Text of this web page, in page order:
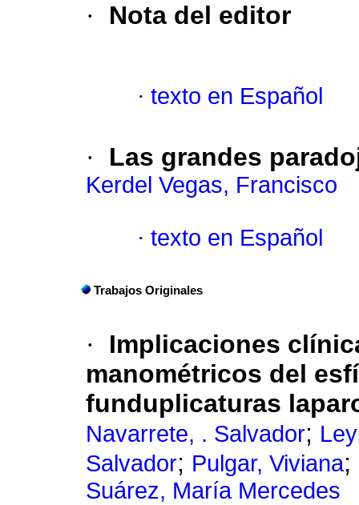
· Nota del editor
· texto en Español
· Las grandes
Kerdel Vegas, Francisco
· texto en Español
Trabajos Originales
·
Implicaciones
manométricos del
funduplicaturas
Navarrete, . Salvador;
Salvador; Pulgar, Viviana;
Suárez, María Mercedes